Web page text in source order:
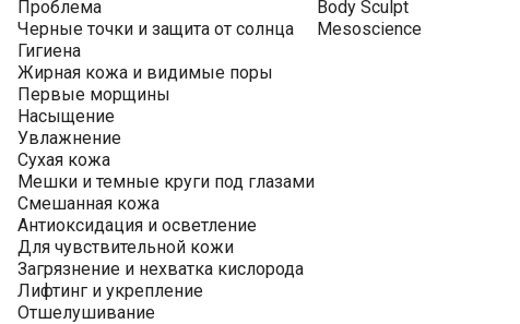
Проблема
Черные точки и защита от солнца
Гигиена
Жирная кожа и видимые поры
Первые морщины
Насыщение
Увлажнение
Сухая кожа
Мешки и темные круги под глазами
Смешанная кожа
Антиоксидация и осветление
Для чувствительной кожи
Загрязнение и нехватка кислорода
Лифтинг и укрепление
Отшелушивание
Body Sculpt
Mesoscience